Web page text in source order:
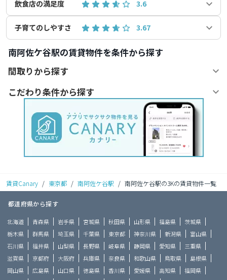
飲食店の満足度 3.6
子育てのしやすさ 3.67
南阿佐ケ谷駅の賃貸物件を条件から探す
間取りから探す
こだわり条件から探す
賃貸Canary / 東京都 / 南阿佐ケ谷駅 / 南阿佐ケ谷駅の3Kの賃貸物件一覧
都道府県から探す
北海道 青森県 岩手県 宮城県 秋田県 山形県 福島県
茨城県
栃木県
群馬県 埼玉県 千葉県 東京都 神奈川県 新潟県
富山県
石川県
福井県 山梨県 長野県 岐阜県 静岡県 愛知県
三重県
滋賀県
京都府 大阪府 兵庫県 奈良県 和歌山県 鳥取県
島根県
岡山県
広島県 山口県 徳島県 香川県 愛媛県 高知県
福岡県